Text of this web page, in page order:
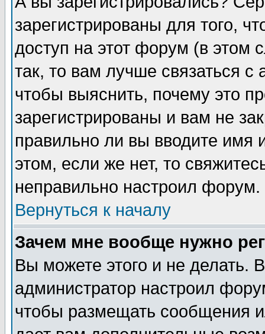
зарегистрированы для того,
доступ на этот форум (в этом
так, то вам лучше связаться
чтобы выяснить, почему это
зарегистрированы и вам не
правильно ли вы вводите
этом, если же нет, то
неправильно настроил форум.
Вернуться к началу
Зачем мне вообще нужно
Вы можете этого и не делать.
администратор настроил
чтобы размещать сообщения